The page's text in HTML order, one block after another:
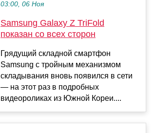
03:00, 06 Ноя
Samsung Galaxy Z TriFold
показан со всех сторон
Грядущий складной смартфон
Samsung с тройным механизмом
складывания вновь появился в сети
— на этот раз в подробных
видеороликах из Южной Кореи....